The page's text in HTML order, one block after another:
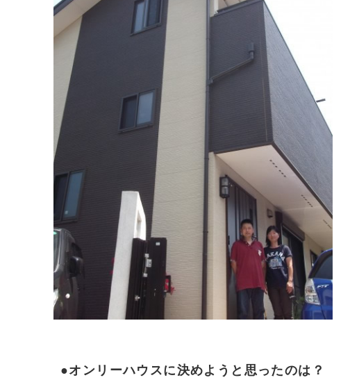
●オンリーハウスに決めようと思ったのは？